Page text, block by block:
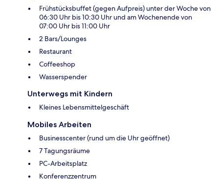
Frühstücksbuffet (gegen Aufpreis) unter der Woche von
06:30 Uhr bis 10:30 Uhr und am Wochenende von
07:00 Uhr bis 11:00 Uhr
2 Bars/Lounges
Restaurant
Coffeeshop
Wasserspender
Unterwegs mit Kindern
Kleines Lebensmittelgeschäft
Mobiles Arbeiten
Businesscenter (rund um die Uhr geöffnet)
7 Tagungsräume
PC-Arbeitsplatz
Konferenzzentrum